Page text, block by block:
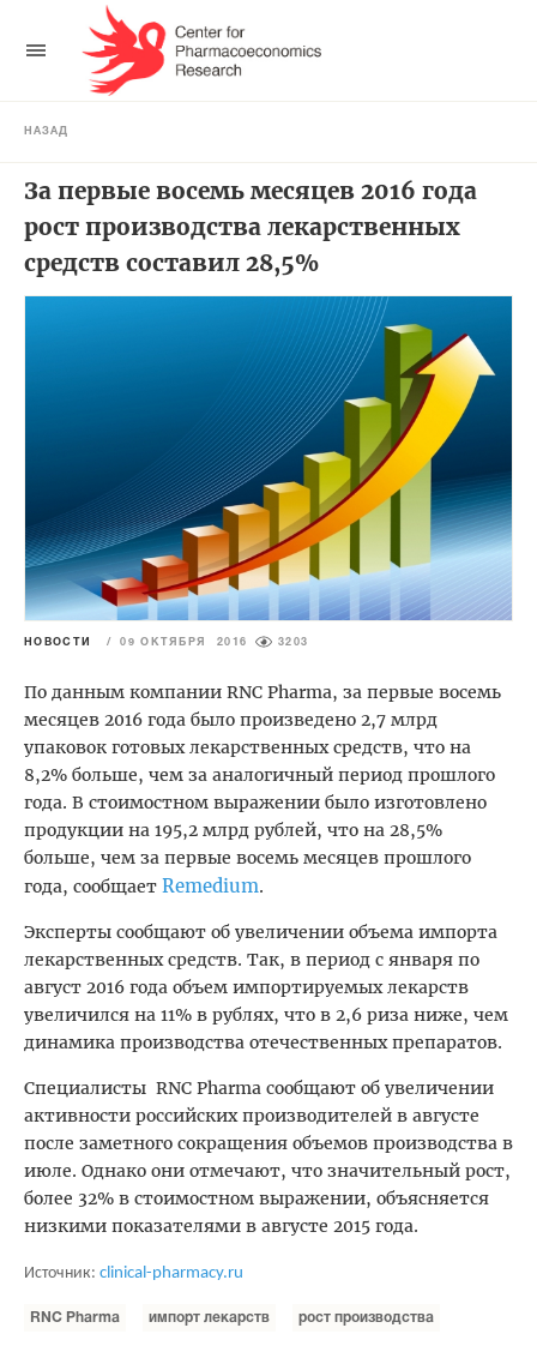
НАЗАД
За первые восемь месяцев 2016 года
рост производства лекарственных
средств составил 28,5%
НОВОСТИ / 09 ОКТЯБРЯ 2016 3203
По данным компании RNC Pharma, за первые восемь
месяцев 2016 года было произведено 2,7 млрд
упаковок готовых лекарственных средств, что на
8,2% больше, чем за аналогичный период прошлого
года. В стоимостном выражении было изготовлено
продукции на 195,2 млрд рублей, что на 28,5%
больше, чем за первые восемь месяцев прошлого
года, сообщает Remedium.
Эксперты сообщают об увеличении объема импорта
лекарственных средств. Так, в период с января по
август 2016 года объем импортируемых лекарств
увеличился на 11% в рублях, что в 2,6 риза ниже, чем
динамика производства отечественных препаратов.
Специалисты RNC Pharma сообщают об увеличении
активности российских производителей в августе
после заметного сокращения объемов производства в
июле. Однако они отмечают, что значительный рост,
более 32% в стоимостном выражении, объясняется
низкими показателями в августе 2015 года.
Источник: clinical-pharmacy.ru
RNC Pharma импорт лекарств рост производства